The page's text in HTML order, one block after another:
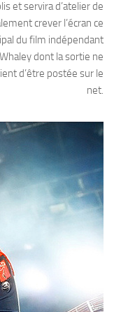
et servira d’atelier de
crever l’écran ce
du film indépendant
dont la sortie ne
d’être postée sur le
net.